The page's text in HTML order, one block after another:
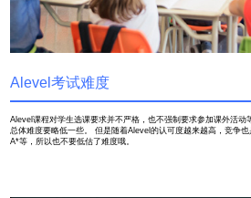
Alevel考试难度
Alevel课程对学生选课要求并不严格，也不强制要求参加课外活动
总体难度要略低一些。 但是随着Alevel的认可度越来越高，竞争
A*等，所以也不要低估了难度哦。